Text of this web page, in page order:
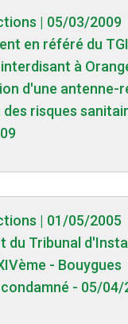
| 05/03/2009
en référé du TGI
à
d'une antenne-
des risques
| 01/05/2005
du Tribunal
- Bouygues
- 05/04/